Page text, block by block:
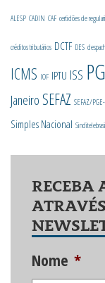
ALESP CADIN CAF certidões de
créditos tributários DCTF DES
ICMS IOF IPTU ISS
Janeiro SEFAZ SEFAZ/
Simples Nacional
RECEBA
Nome *